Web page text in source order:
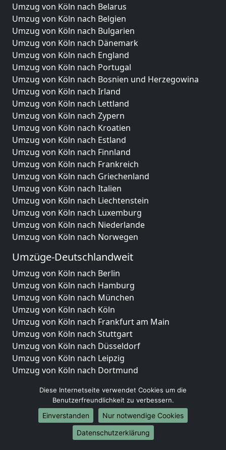
Umzug von Köln nach Belarus
Umzug von Köln nach Belgien
Umzug von Köln nach Bulgarien
Umzug von Köln nach Dänemark
Umzug von Köln nach England
Umzug von Köln nach Portugal
Umzug von Köln nach Bosnien und Herzegowina
Umzug von Köln nach Irland
Umzug von Köln nach Lettland
Umzug von Köln nach Zypern
Umzug von Köln nach Kroatien
Umzug von Köln nach Estland
Umzug von Köln nach Finnland
Umzug von Köln nach Frankreich
Umzug von Köln nach Griechenland
Umzug von Köln nach Italien
Umzug von Köln nach Liechtenstein
Umzug von Köln nach Luxemburg
Umzug von Köln nach Niederlande
Umzug von Köln nach Norwegen
Umzüge-Deutschlandweit
Umzug von Köln nach Berlin
Umzug von Köln nach Hamburg
Umzug von Köln nach München
Umzug von Köln nach Köln
Umzug von Köln nach Frankfurt am Main
Umzug von Köln nach Stuttgart
Umzug von Köln nach Düsseldorf
Umzug von Köln nach Leipzig
Umzug von Köln nach Dortmund
Umzug von Köln nach Bremen
Umzug von Köln nach Dresden
Umzug von Köln nach Hannover
Umzug von Köln nach Nürnberg
Umzug von Köln nach Duisburg
Diese Internetseite verwendet Cookies um die
Benutzerfreundlichkeit zu verbessern.
Einverstanden
Nur notwendige Cookies
Datenschutzerklärung